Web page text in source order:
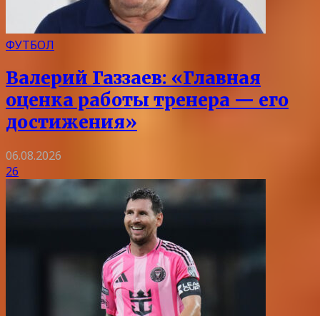
ФУТБОЛ
Валерий Газзаев: «Главная
оценка работы тренера — его
достижения»
06.08.2026
26